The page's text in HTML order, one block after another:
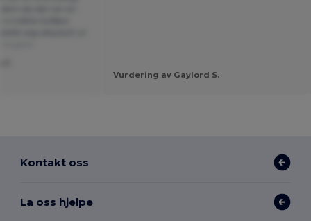
Vurdering av Gaylord S.
Kontakt oss
La oss hjelpe